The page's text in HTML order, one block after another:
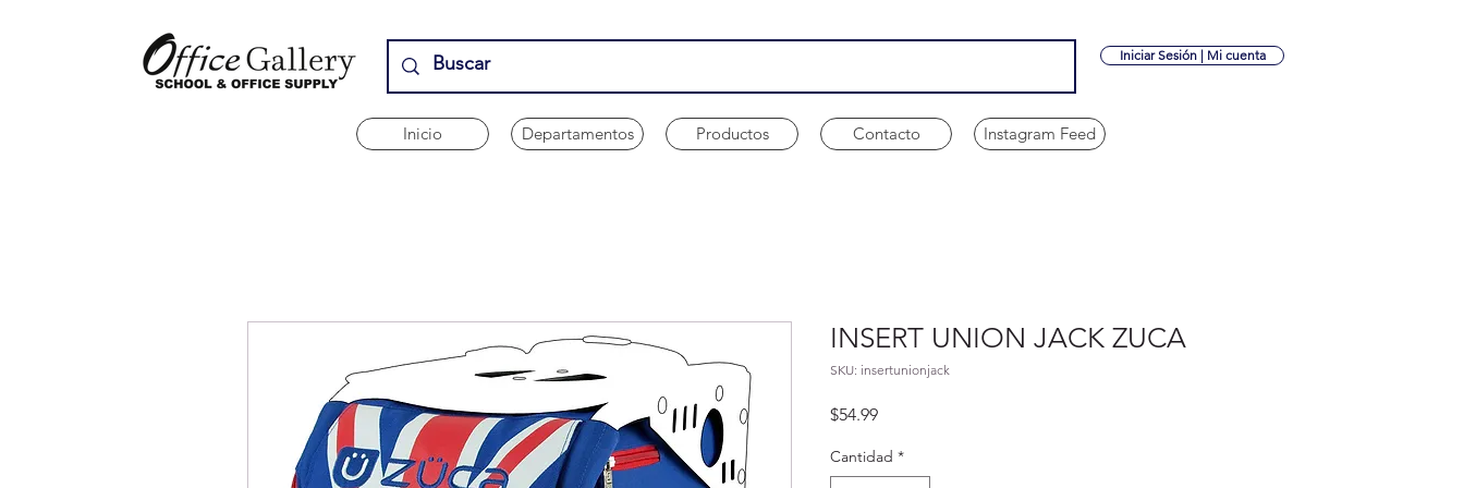
Iniciar Sesión | Mi cuenta
Inicio Departamentos Productos Contacto Instagram Feed
INSERT UNION JACK ZUCA
SKU: insertunionjack
$54.99Precio
Cantidad *